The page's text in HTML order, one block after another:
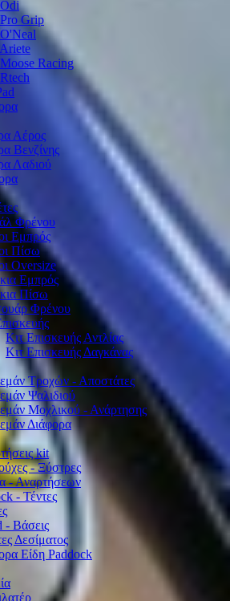
Grip
Racing
Αέρος
Βενζίνης
Λαδιού
Φρένου
Εμπρός
Πίσω
Oversize
Εμπρός
Πίσω
Φρένου
Κιτ Επισκευής Αντλίας
Κιτ Επισκευής Δαγκάνας
Τροχών - Αποστάτες
Ψαλιδιού
Μοχλικού - Ανάρτησης
Διάφορα
kit
- Ξύστρες
- Αναρτήσεων
- Τέντες
- Βάσεις
Δεσίματος
Είδη Paddock